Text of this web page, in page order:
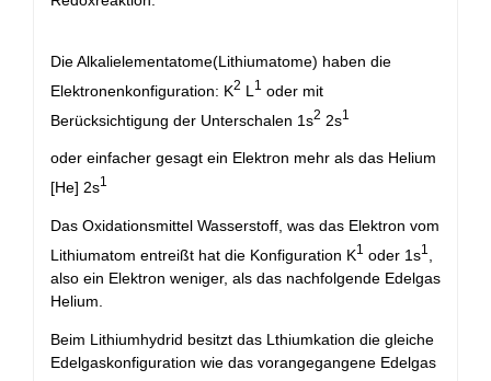
Die Alkalielementatome(Lithiumatome) haben die
Elektronenkonfiguration: K2 L 1 oder mit
Berücksichtigung der Unterschalen 1s2 2s1
oder einfacher gesagt ein Elektron mehr als das Helium
[He] 2s1
Das Oxidationsmittel Wasserstoff, was das Elektron vom
Lithiumatom entreißt hat die Konfiguration K1 oder 1s1
also ein Elektron weniger, als das nachfolgende Edelgas
Helium.
Beim Lithiumhydrid besitzt das Lthiumkation die gleiche
Edelgaskonfiguration wie das vorangegangene Edelgas